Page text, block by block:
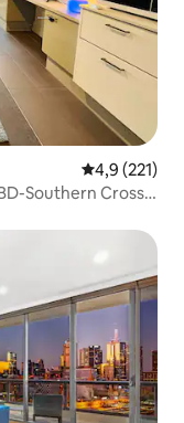
Note
4,9 (221)
Southern Cross
aimés